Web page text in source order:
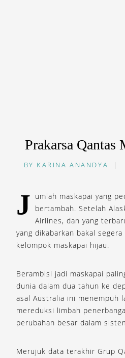
Prakarsa Qantas
BY KARINA ANANDYA
J umlah maskapai yang
bertambah. Setelah
Airlines, dan yang
yang dikabarkan bakal
kelompok maskapai hijau.
Berambisi jadi maskapai
dunia dalam dua tahun ke
asal Australia ini menempuh
mereduksi limbah
perubahan besar dalam
Merujuk data terakhir Grup